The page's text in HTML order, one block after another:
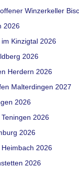
Winzerkeller
2026
Kinzigtal 2026
2026
Herdern 2026
Malterdingen 2027
2026
2026
2026
2026
2026